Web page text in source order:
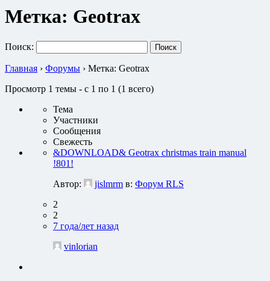
Метка: Geotrax
Поиск:
Главная › Форумы › Метка: Geotrax
Просмотр 1 темы - с 1 по 1 (1 всего)
Тема
Участники
Сообщения
Свежесть
&DOWNLOAD& Geotrax christmas train manual
!801!
Автор:
jislmrm в: Форум RLS
2
2
7 года/лет назад
vinlorian